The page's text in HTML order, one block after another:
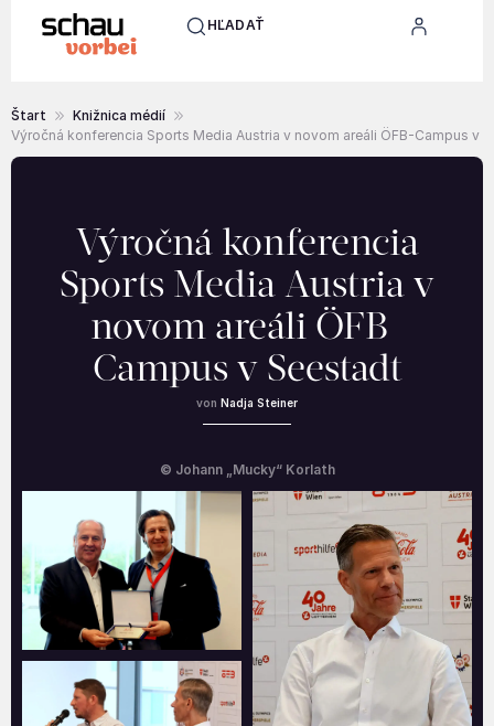
HĽADAŤ
Štart
Knižnica médií
Výročná konferencia Sports Media Austria v novom areáli ÖFB-Campus v
Výročná konferencia
Sports Media Austria v
novom areáli ÖFB-
Campus v Seestadt
Nadja Steiner
© Johann „Mucky“ Korlath